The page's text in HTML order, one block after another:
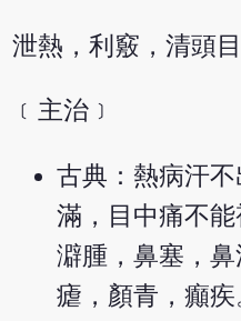
泄熱，利竅，清頭目
﹝主治﹞
古典：熱病汗
滿，目中痛不
澼腫，鼻塞，
瘧，顏青，癲疾